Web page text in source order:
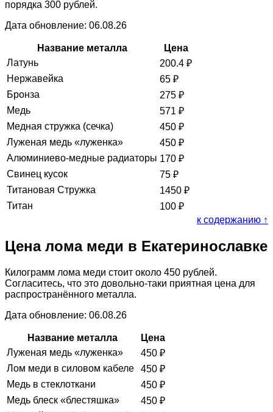
порядка 300 рублей.
Дата обновление: 06.08.26
Название металла
Цена
Латунь
200.4 ₽
Нержавейка
65 ₽
Бронза
275 ₽
Медь
571 ₽
Медная стружка (сечка)
450 ₽
Луженая медь «луженка»
450 ₽
Алюминиево-медные радиаторы 170 ₽
Свинец кусок
75 ₽
Титановая Стружка
1450 ₽
Титан
100 ₽
к содержанию ↑
Цена лома меди в Екатеринославке
Килограмм лома меди стоит около 450 рублей.
Согласитесь, что это довольно-таки приятная цена для
распространённого металла.
Дата обновление: 06.08.26
Название металла
Цена
Луженая медь «луженка»
450 ₽
Лом меди в силовом кабеле
450 ₽
Медь в стеклоткани
450 ₽
Медь блеск «блестяшка»
450 ₽